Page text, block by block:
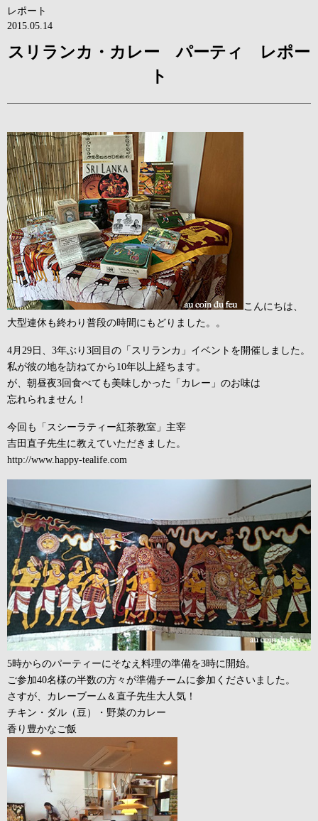
レポート
2015.05.14
スリランカ・カレー パーティ レポー
ト
こんにちは、
大型連休も終わり普段の時間にもどりました。。
4月29日、3年ぶり3回目の「スリランカ」イベントを開催しました。
私が彼の地を訪ねてから10年以上経ちます。
が、朝昼夜3回食べても美味しかった「カレー」のお味は
忘れられません！
今回も「スシーラティー紅茶教室」主宰
吉田直子先生に教えていただきました。
http://www.happy-tealife.com
5時からのパーティーにそなえ料理の準備を3時に開始。
ご参加40名様の半数の方々が準備チームに参加くださいました。
さすが、カレーブーム＆直子先生大人気！
チキン・ダル（豆）・野菜のカレー
香り豊かなご飯